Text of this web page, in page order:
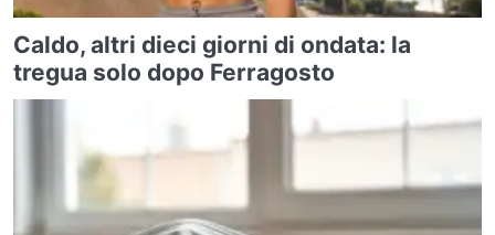
Caldo, altri dieci giorni di ondata: la
tregua solo dopo Ferragosto